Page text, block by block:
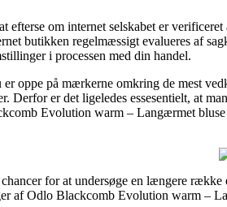
efterse om internet selskabet er
butikken regelmæssigt evalueres af
i processen med din handel.
oppe på mærkerne omkring de mest
Derfor er det ligeledes essesentielt, at
Evolution warm – Langærmet
for at undersøge en længere
af Odlo Blackcomb Evolution warm –